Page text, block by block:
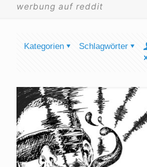
werbung auf reddit
Kategorien Schlagwörter